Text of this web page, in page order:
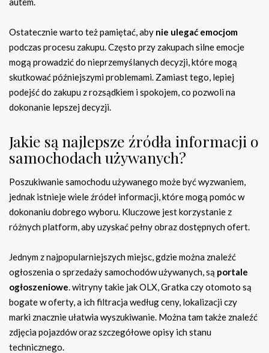
Ostatecznie warto też pamiętać, aby nie ulegać emocjom
podczas procesu zakupu. Często przy zakupach silne emocje
mogą prowadzić do nieprzemyślanych decyzji, które mogą
skutkować późniejszymi problemami. Zamiast tego, lepiej
podejść do zakupu z rozsądkiem i spokojem, co pozwoli na
dokonanie lepszej decyzji.
Jakie są najlepsze źródła informacji o
samochodach używanych?
Poszukiwanie samochodu używanego może być wyzwaniem,
jednak istnieje wiele źródeł informacji, które mogą pomóc w
dokonaniu dobrego wyboru. Kluczowe jest korzystanie z
różnych platform, aby uzyskać pełny obraz dostępnych ofert.
Jednym z najpopularniejszych miejsc, gdzie można znaleźć
ogłoszenia o sprzedaży samochodów używanych, są portale
ogłoszeniowe. witryny takie jak OLX, Gratka czy otomoto są
bogate w oferty, a ich filtracja według ceny, lokalizacji czy
marki znacznie ułatwia wyszukiwanie. Można tam także znaleźć
zdjęcia pojazdów oraz szczegółowe opisy ich stanu
technicznego.